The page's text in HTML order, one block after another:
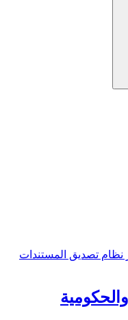
نظام تصديق المستندات